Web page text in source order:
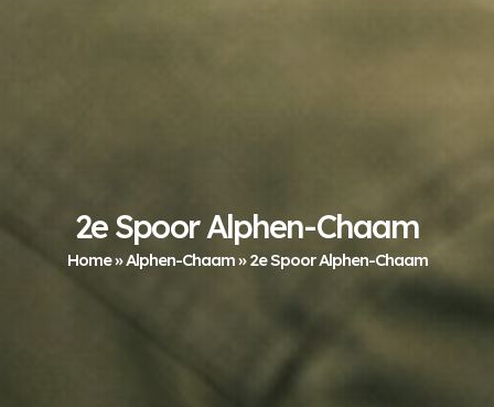
2e Spoor Alphen-Chaam
Home»Alphen-Chaam»2e Spoor Alphen-Chaam